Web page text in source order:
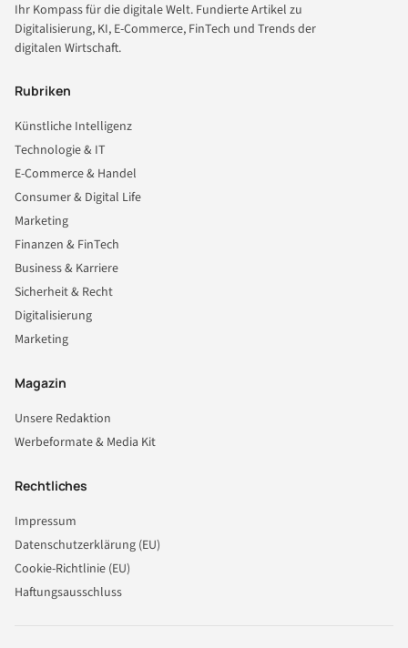
Ihr Kompass für die digitale Welt. Fundierte Artikel zu
Digitalisierung, KI, E-Commerce, FinTech und Trends der
digitalen Wirtschaft.
Rubriken
Künstliche Intelligenz
Technologie & IT
E-Commerce & Handel
Consumer & Digital Life
Marketing
Finanzen & FinTech
Business & Karriere
Sicherheit & Recht
Digitalisierung
Marketing
Magazin
Unsere Redaktion
Werbeformate & Media Kit
Rechtliches
Impressum
Datenschutzerklärung (EU)
Cookie-Richtlinie (EU)
Haftungsausschluss